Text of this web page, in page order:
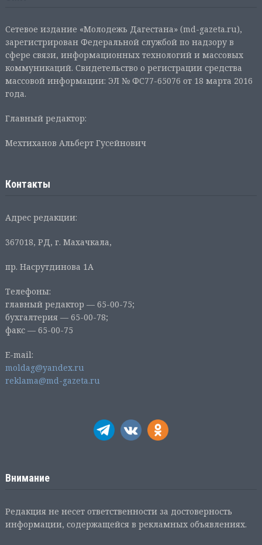
Сетевое издание «Молодежь Дагестана» (md-gazeta.ru),
зарегистрирован Федеральной службой по надзору в
сфере связи, информационных технологий и массовых
коммуникаций. Свидетельство о регистрации средства
массовой информации: ЭЛ № ФС77-65076 от 18 марта 2016
года.
Главный редактор:
Мехтиханов Альберт Гусейнович
Контакты
Адрес редакции:
367018, РД, г. Махачкала,
пр. Насрутдинова 1А
Телефоны:
главный редактор — 65-00-75;
бухгалтерия — 65-00-78;
факс — 65-00-75
E-mail:
moldag@yandex.ru
reklama@md-gazeta.ru
Внимание
Редакция не несет ответственности за достоверность
информации, содержащейся в рекламных объявлениях.